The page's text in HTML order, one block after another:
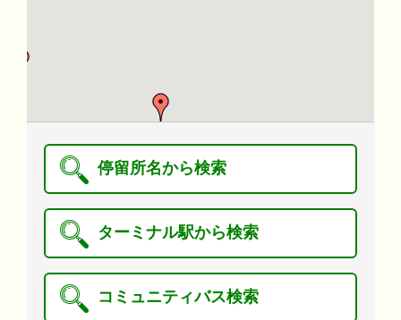
停留所名から検索
ターミナル駅から検索
コミュニティバス検索